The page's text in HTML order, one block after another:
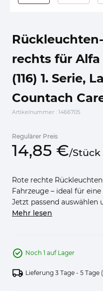
rechts für
(116) 1. Serie,
Countach
Artikelnummer : 1466705
Regulärer Preis
14,85 €/Stück
Rote rechte
Fahrzeuge – ideal für
Jetzt passend auswählen
Mehr lesen
Noch 1 auf Lager
Lieferung 3 Tage - 5 Tage